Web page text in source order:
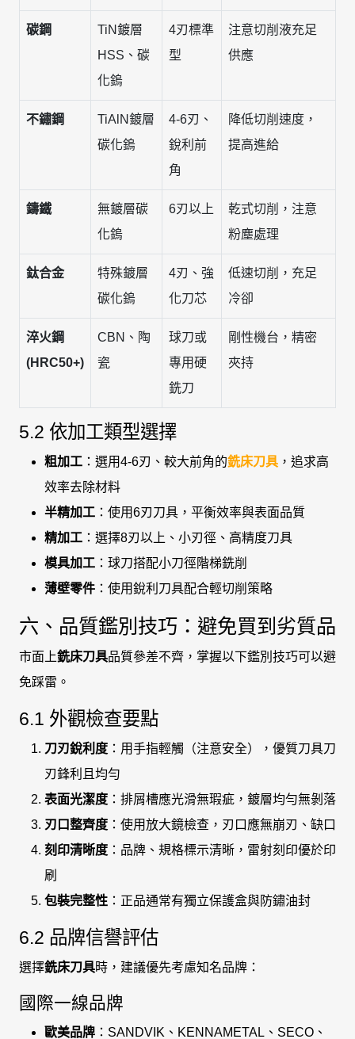
碳鋼
TiN鍍層
HSS、碳
化鎢
4刃標準
型
注意切削液充足
供應
不鏽鋼
TiAlN鍍層
碳化鎢
4-6刃、
銳利前
角
降低切削速度，
提高進給
鑄鐵
無鍍層碳
化鎢
6刃以上
乾式切削，注意
粉塵處理
鈦合金
特殊鍍層
碳化鎢
4刃、強
化刀芯
低速切削，充足
冷卻
淬火鋼
(HRC50+)
CBN、陶
瓷
球刀或
專用硬
銑刀
剛性機台，精密
夾持
5.2 依加工類型選擇
粗加工 ：選用4-6刃、較大前角的銑床刀具 ，追求高
效率去除材料
半精加工 ：使用6刃刀具，平衡效率與表面品質
精加工 ：選擇8刃以上、小刃徑、高精度刀具
模具加工 ：球刀搭配小刀徑階梯銑削
薄壁零件 ：使用銳利刀具配合輕切削策略
六、品質鑑別技巧：避免買到劣質品
市面上銑床刀具品質參差不齊，掌握以下鑑別技巧可以避
免踩雷。
6.1 外觀檢查要點
刀刃銳利度 ：用手指輕觸（注意安全），優質刀具刀
刃鋒利且均勻
表面光潔度 ：排屑槽應光滑無瑕疵，鍍層均勻無剝落
刃口整齊度 ：使用放大鏡檢查，刃口應無崩刃、缺口
刻印清晰度 ：品牌、規格標示清晰，雷射刻印優於印
刷
包裝完整性 ：正品通常有獨立保護盒與防鏽油封
6.2 品牌信譽評估
選擇銑床刀具時，建議優先考慮知名品牌：
國際一線品牌
歐美品牌 ：SANDVIK、KENNAMETAL、SECO、